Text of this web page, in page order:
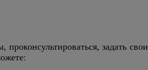
проконсультироваться, задать свои